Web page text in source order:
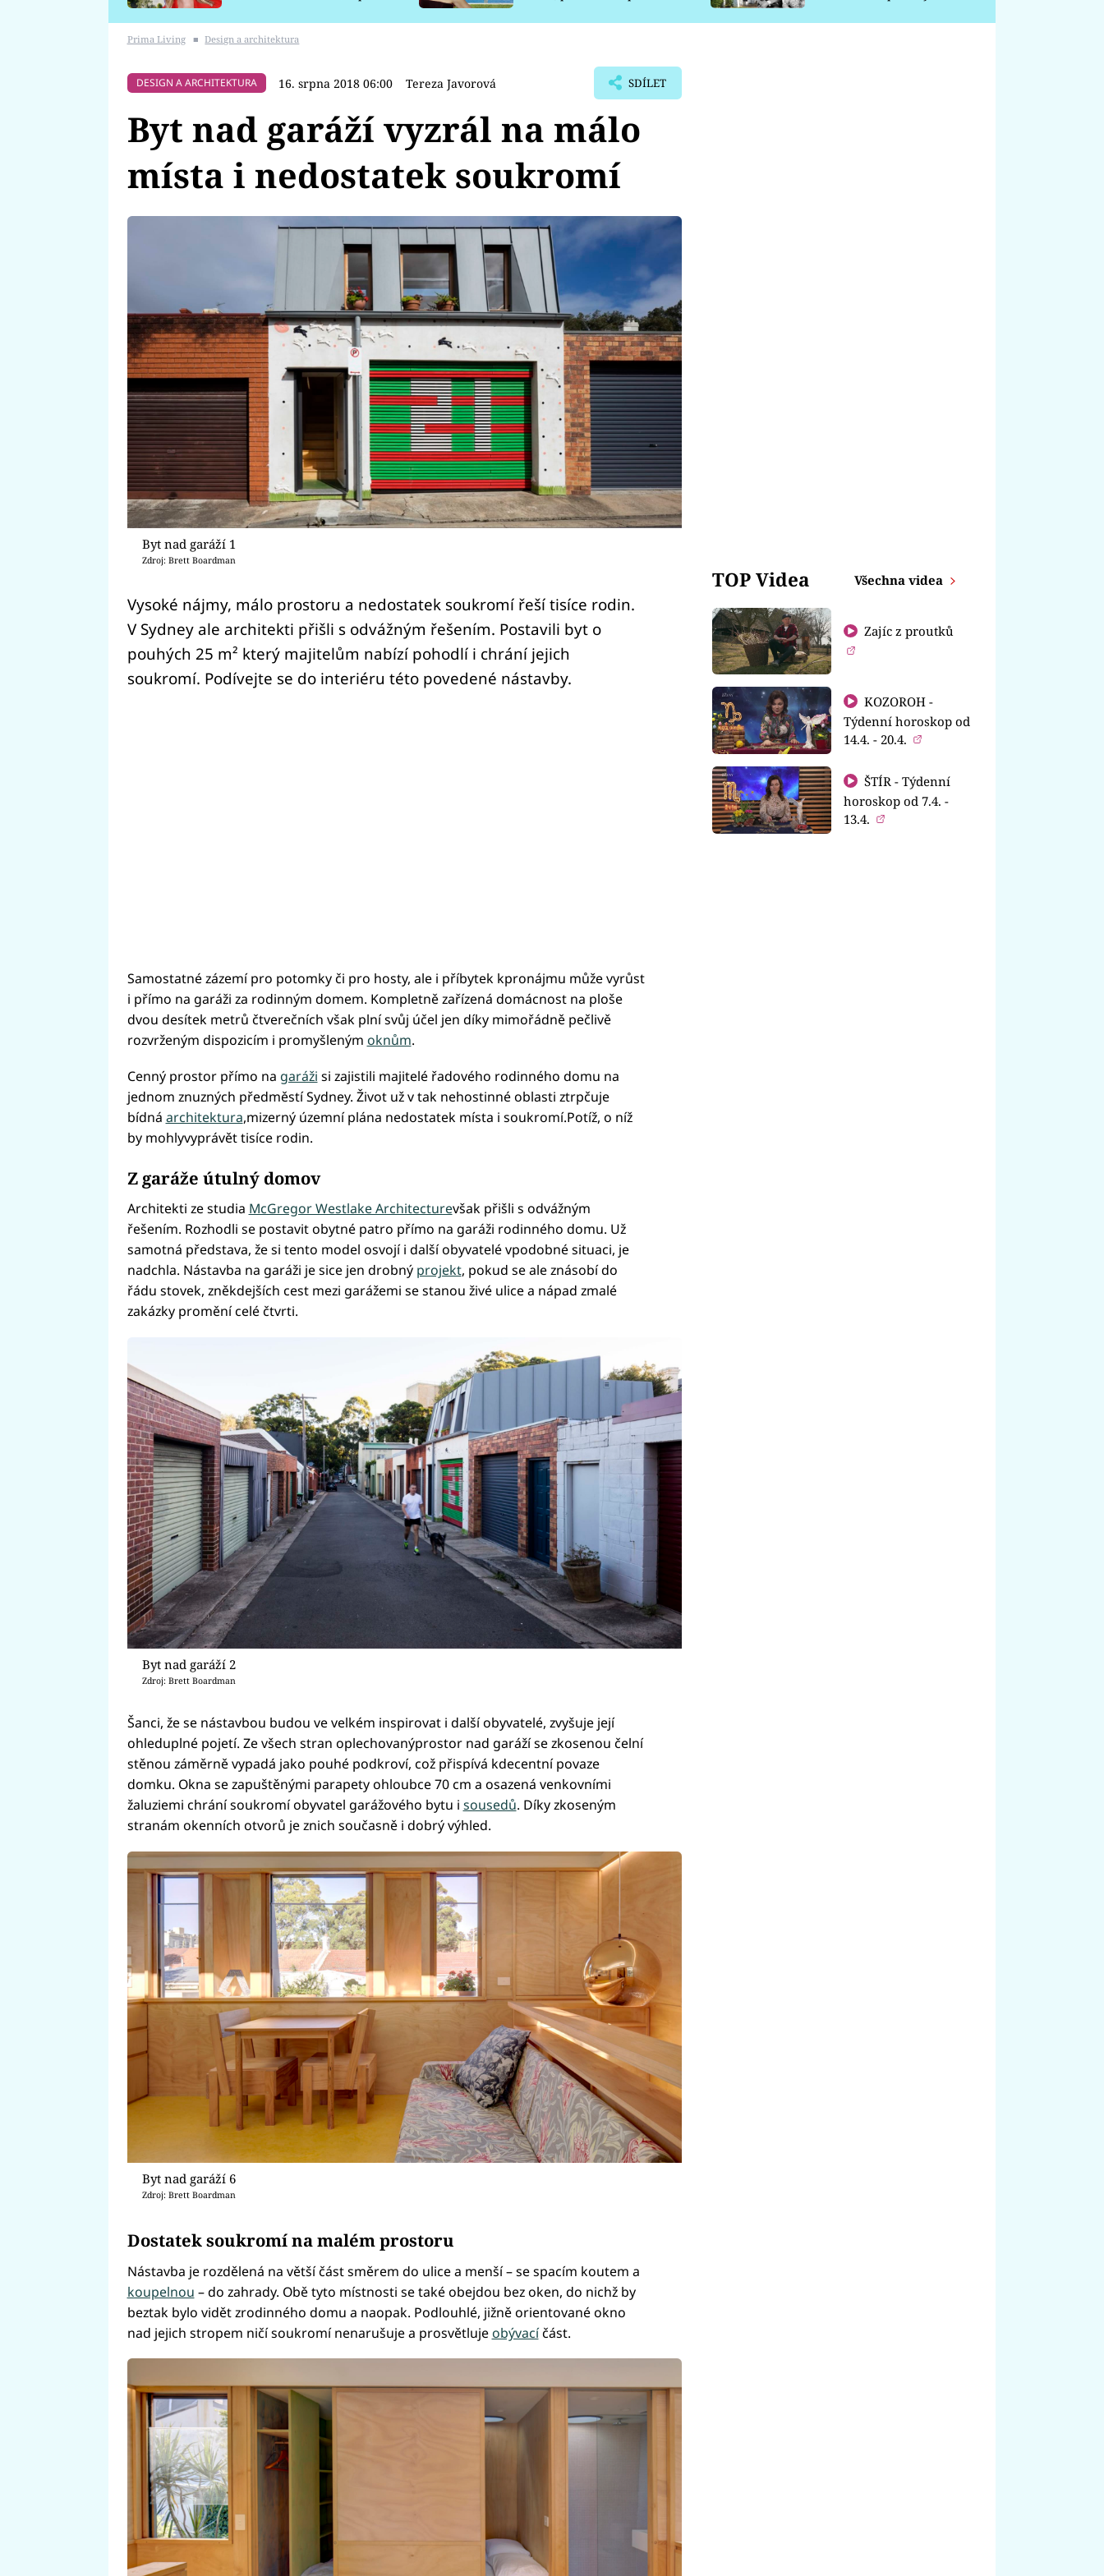
Prima Living ■ Design a architektura
DESIGN A ARCHITEKTURA 16. srpna 2018 06:00 Tereza Javorová SDÍLET
Byt nad garáží vyzrál na málo
místa i nedostatek soukromí
Byt nad garáží 1
Zdroj: Brett Boardman
Vysoké nájmy, málo prostoru a nedostatek soukromí řeší tisíce rodin.
V Sydney ale architekti přišli s odvážným řešením. Postavili byt o
pouhých 25 m² který majitelům nabízí pohodlí i chrání jejich
soukromí. Podívejte se do interiéru této povedené nástavby.
Samostatné zázemí pro potomky či pro hosty, ale i příbytek kpronájmu může vyrůst
i přímo na garáži za rodinným domem. Kompletně zařízená domácnost na ploše
dvou desítek metrů čtverečních však plní svůj účel jen díky mimořádně pečlivě
rozvrženým dispozicím i promyšleným oknům.
Cenný prostor přímo na garáži si zajistili majitelé řadového rodinného domu na
jednom znuzných předměstí Sydney. Život už v tak nehostinné oblasti ztrpčuje
bídná architektura,mizerný územní plána nedostatek místa i soukromí.Potíž, o níž
by mohlyvyprávět tisíce rodin.
Z garáže útulný domov
Architekti ze studia McGregor Westlake Architecturevšak přišli s odvážným
řešením. Rozhodli se postavit obytné patro přímo na garáži rodinného domu. Už
samotná představa, že si tento model osvojí i další obyvatelé vpodobné situaci, je
nadchla. Nástavba na garáži je sice jen drobný projekt, pokud se ale znásobí do
řádu stovek, zněkdejších cest mezi garážemi se stanou živé ulice a nápad zmalé
zakázky promění celé čtvrti.
Byt nad garáží 2
Zdroj: Brett Boardman
Šanci, že se nástavbou budou ve velkém inspirovat i další obyvatelé, zvyšuje její
ohleduplné pojetí. Ze všech stran oplechovanýprostor nad garáží se zkosenou čelní
stěnou záměrně vypadá jako pouhé podkroví, což přispívá kdecentní povaze
domku. Okna se zapuštěnými parapety ohloubce 70 cm a osazená venkovními
žaluziemi chrání soukromí obyvatel garážového bytu i sousedů. Díky zkoseným
stranám okenních otvorů je znich současně i dobrý výhled.
Byt nad garáží 6
Zdroj: Brett Boardman
Dostatek soukromí na malém prostoru
Nástavba je rozdělená na větší část směrem do ulice a menší – se spacím koutem a
koupelnou – do zahrady. Obě tyto místnosti se také obejdou bez oken, do nichž by
beztak bylo vidět zrodinného domu a naopak. Podlouhlé, jižně orientované okno
nad jejich stropem ničí soukromí nenarušuje a prosvětlujeobývacíčást.
TOP Videa Všechna videa
Zajíc z proutků
KOZOROH -
Týdenní horoskop od
14.4. - 20.4.
ŠTÍR - Týdenní
horoskop od 7.4. -
13.4.